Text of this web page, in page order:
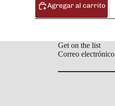
Agregar al carrito
Get on the list
Correo electrónico